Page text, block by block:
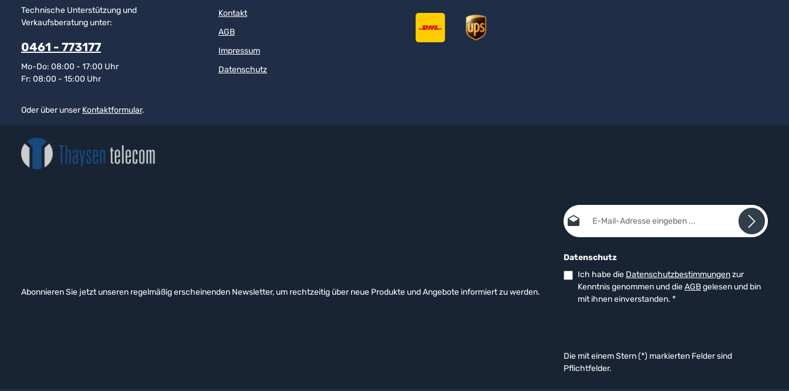
Technische Unterstützung und
Verkaufsberatung unter:
0461 - 773177
Mo-Do: 08:00 - 17:00 Uhr
Fr: 08:00 - 15:00 Uhr
Oder über unserKontaktformular.
Kontakt
AGB
Impressum
Datenschutz
Abonnieren Sie jetzt unseren regelmäßig erscheinenden Newsletter, um rechtzeitig über neue Produkte und Angebote informiert zu werden.
E-Mail-Adresse*
Datenschutz
Ich habe die Datenschutzbestimmungenzur
Kenntnis genommen und dieAGBgelesen und bin
mit ihnen einverstanden. *
Die mit einem Stern (*) markierten Felder sind
Pflichtfelder.